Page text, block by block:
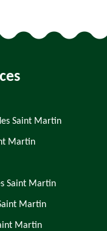
Saint Martin
Martin
Saint Martin
Martin
Martin